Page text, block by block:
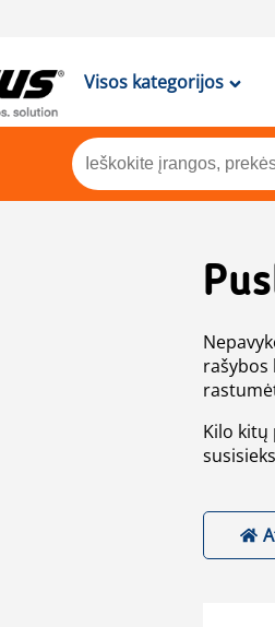
Visos kategorijos
rašybos
Kilo kitų